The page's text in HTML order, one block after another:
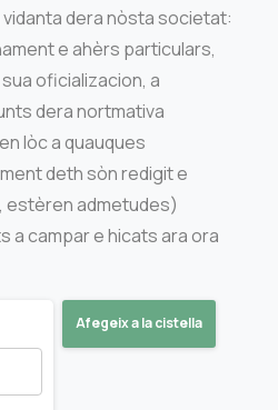
dera nòsta societat:
e ahèrs particulars,
oficializacion, a
dera nortmativa
lòc a quauques
deth sòn redigit e
admetudes)
a campar e hicats ara ora
Afegeix a la cistella